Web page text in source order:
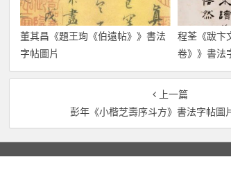
董其昌《題王珣《伯遠帖》》書法
字帖圖片
程荃《跋卞
卷》》書法
上一篇
彭年《小楷芝壽序斗方》書法字帖圖